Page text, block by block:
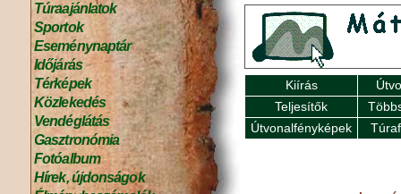
Túraajánlatok
Sportok
Eseménynaptár
Időjárás
Térképek
Közlekedés
Vendéglátás
Gasztronómia
Fotóalbum
Hírek, újdonságok
Kiírás
Teljesítők
Útvonalfényképek